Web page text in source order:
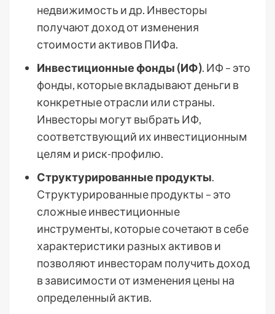
недвижимость и др. Инвесторы
получают доход от изменения
стоимости активов ПИФа.
Инвестиционные фонды (ИФ). ИФ – это
фонды, которые вкладывают деньги в
конкретные отрасли или страны.
Инвесторы могут выбрать ИФ,
соответствующий их инвестиционным
целям и риск-профилю.
Структурированные продукты.
Структурированные продукты – это
сложные инвестиционные
инструменты, которые сочетают в себе
характеристики разных активов и
позволяют инвесторам получить доход
в зависимости от изменения цены на
определенный актив.